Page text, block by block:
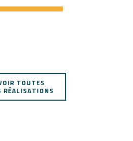
TOUTES
RÉALISATIONS